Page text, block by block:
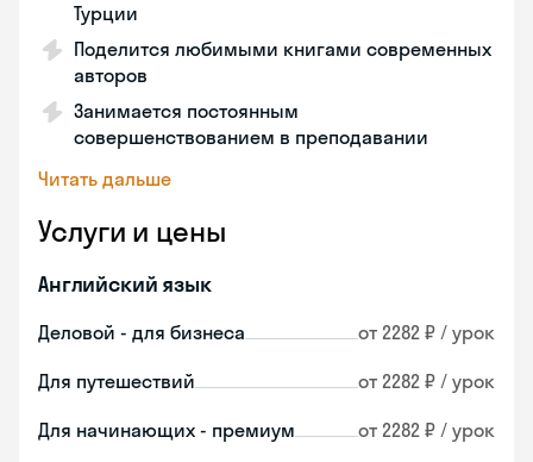
Турции
Поделится любимыми книгами современных
авторов
Занимается постоянным
совершенствованием в преподавании
Читать дальше
Услуги и цены
Английский язык
Деловой - для бизнеса от 2282 ₽ / урок
Для путешествий от 2282 ₽ / урок
Для начинающих - премиум от 2282 ₽ / урок